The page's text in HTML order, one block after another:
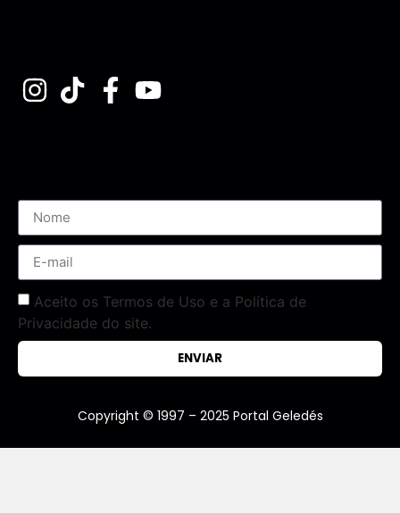
Aceito os Termos de Uso e a Política de
Privacidade do site.
ENVIAR
Copyright © 1997 – 2025 Portal Geledés